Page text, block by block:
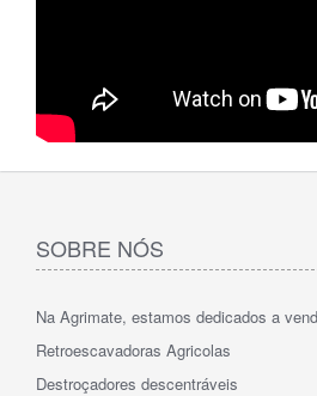
SOBRE NÓS
Na Agrimate, estamos dedicados a
Retroescavadoras Agricolas
Destroçadores descentráveis